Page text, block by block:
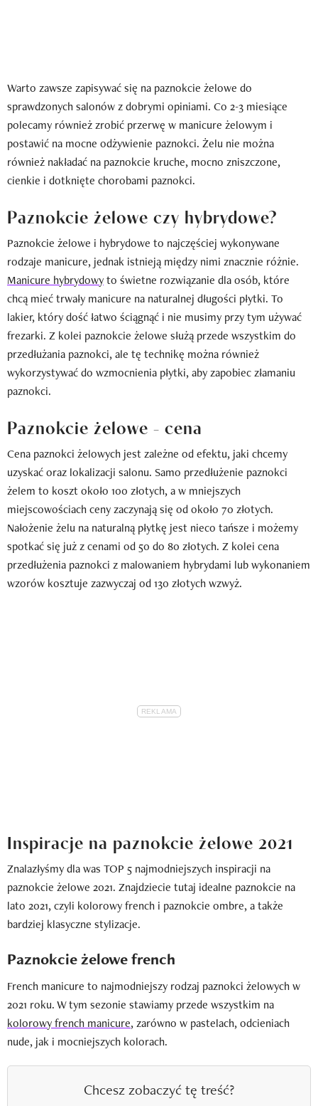
Warto zawsze zapisywać się na paznokcie żelowe do
sprawdzonych salonów z dobrymi opiniami. Co 2-3 miesiące
polecamy również zrobić przerwę w manicure żelowym i
postawić na mocne odżywienie paznokci. Żelu nie można
również nakładać na paznokcie kruche, mocno zniszczone,
cienkie i dotknięte chorobami paznokci.
Paznokcie żelowe czy hybrydowe?
Paznokcie żelowe i hybrydowe to najczęściej wykonywane
rodzaje manicure, jednak istnieją między nimi znacznie różnie.
Manicure hybrydowyto świetne rozwiązanie dla osób, które
chcą mieć trwały manicure na naturalnej długości płytki. To
lakier, który dość łatwo ściągnąć i nie musimy przy tym używać
frezarki. Z kolei paznokcie żelowe służą przede wszystkim do
przedłużania paznokci, ale tę technikę można również
wykorzystywać do wzmocnienia płytki, aby zapobiec złamaniu
paznokci.
Paznokcie żelowe - cena
Cena paznokci żelowych jest zależne od efektu, jaki chcemy
uzyskać oraz lokalizacji salonu. Samo przedłużenie paznokci
żelem to koszt około 100 złotych, a w mniejszych
miejscowościach ceny zaczynają się od około 70 złotych.
Nałożenie żelu na naturalną płytkę jest nieco tańsze i możemy
spotkać się już z cenami od 50 do 80 złotych. Z kolei cena
przedłużenia paznokci z malowaniem hybrydami lub wykonaniem
wzorów kosztuje zazwyczaj od 130 złotych wzwyż.
Inspiracje na paznokcie żelowe 2021
Znalazłyśmy dla was TOP 5 najmodniejszych inspiracji na
paznokcie żelowe 2021. Znajdziecie tutaj idealne paznokcie na
lato 2021, czyli kolorowy french i paznokcie ombre, a także
bardziej klasyczne stylizacje.
Paznokcie żelowe french
French manicure to najmodniejszy rodzaj paznokci żelowych w
2021 roku. W tym sezonie stawiamy przede wszystkim na
kolorowy french manicure, zarówno w pastelach, odcieniach
nude, jak i mocniejszych kolorach.
Chcesz zobaczyć tę treść?